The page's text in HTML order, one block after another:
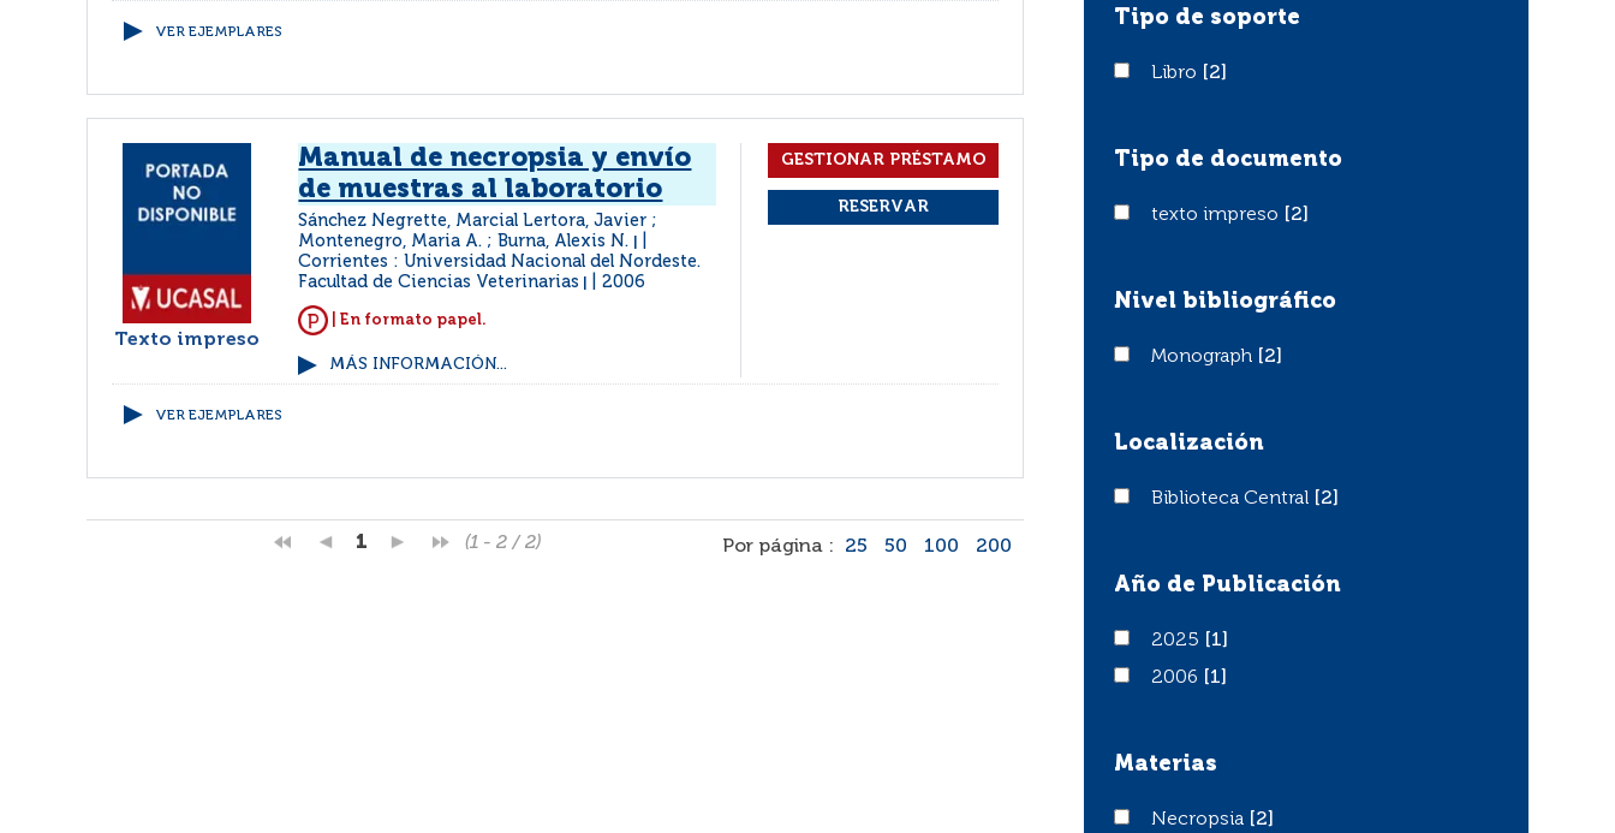
VER EJEMPLARES
Texto impreso
Manual de necropsia y envío
de muestras al laboratorio
Sánchez Negrette, Marcial Lertora, Javier ;
Montenegro, Maria A. ; Burna, Alexis N.
Corrientes : Universidad Nacional del Nordeste.
Facultad de Ciencias Veterinarias
2006
| En formato papel.
MÁS INFORMACIÓN...
VER EJEMPLARES
1 (1 - 2 / 2) Por página : 25 50 100 200
Tipo de soporte
LibroLibro [2]
Tipo de documento
texto impreso
texto impreso [2]
Nivel bibliográfico
Monograph
Monograph [2]
Localización
Biblioteca Central
Biblioteca Central [2]
Año de Publicación
20252025
[1]
20062006 [1]
Materias
Necropsia
Necropsia
[2]